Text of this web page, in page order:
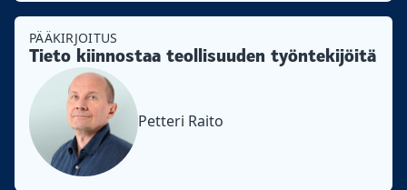
PÄÄKIRJOITUS
Tieto kiinnostaa teollisuuden työntekijöitä
Petteri Raito